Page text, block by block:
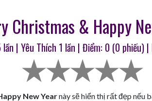
Christmas & Happy
lần | Yêu Thích 1 lần | Điểm: 0 (0 phiếu)
New Yearnày sẽ hiển thị rất đẹp nếu